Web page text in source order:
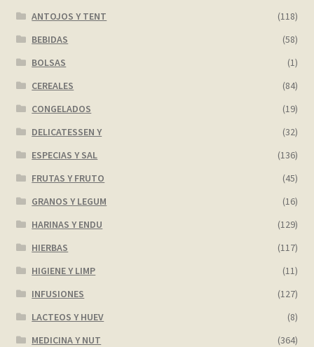
ANTOJOS Y TENT
(118)
BEBIDAS
(58)
BOLSAS
(1)
CEREALES
(84)
CONGELADOS
(19)
DELICATESSEN Y
(32)
ESPECIAS Y SAL
(136)
FRUTAS Y FRUTO
(45)
GRANOS Y LEGUM
(16)
HARINAS Y ENDU
(129)
HIERBAS
(117)
HIGIENE Y LIMP
(11)
INFUSIONES
(127)
LACTEOS Y HUEV
(8)
MEDICINA Y NUT
(364)